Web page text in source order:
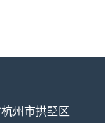
杭州市拱墅区